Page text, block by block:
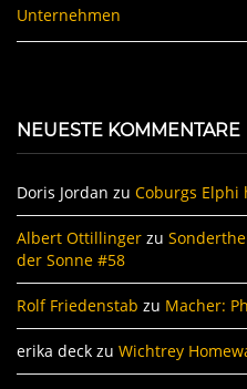
Unternehmen
NEUESTE KOMMENTARE
Doris Jordan zu Coburgs Elphi
Albert Ottillinger zu
der Sonne #58
Rolf Friedenstab zu Macher:
erika deck zu Wichtrey